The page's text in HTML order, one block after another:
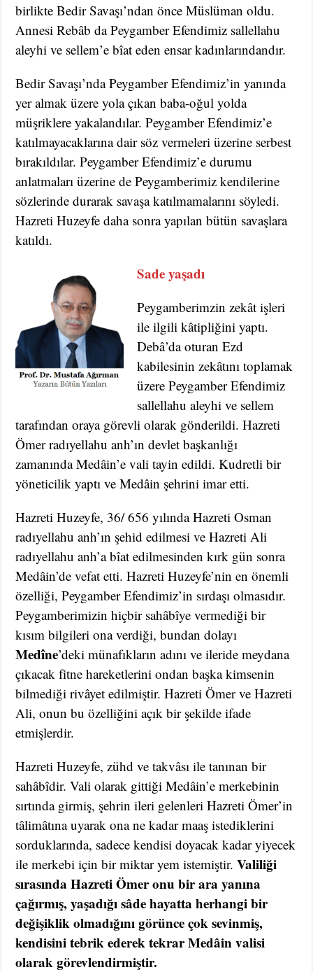
birlikte Bedir Savaşı’ndan önce Müslüman oldu.
Annesi Rebâb da Peygamber Efendimiz sallellahu
aleyhi ve sellem’e bîat eden ensar kadınlarındandır.
Bedir Savaşı’nda Peygamber Efendimiz’in yanında
yer almak üzere yola çıkan baba-oğul yolda
müşriklere yakalandılar. Peygamber Efendimiz’e
katılmayacaklarına dair söz vermeleri üzerine serbest
bırakıldılar. Peygamber Efendimiz’e durumu
anlatmaları üzerine de Peygamberimiz kendilerine
sözlerinde durarak savaşa katılmamalarını söyledi.
Hazreti Huzeyfe daha sonra yapılan bütün savaşlara
katıldı.
Sade yaşadı
Peygamberimzin zekât işleri
ile ilgili kâtipliğini yaptı.
Debâ’da oturan Ezd
kabilesinin zekâtını toplamak
üzere Peygamber Efendimiz
sallellahu aleyhi ve sellem
tarafından oraya görevli olarak gönderildi. Hazreti
Ömer radıyellahu anh’ın devlet başkanlığı
zamanında Medâin’e vali tayin edildi. Kudretli bir
yöneticilik yaptı ve Medâin şehrini imar etti.
Hazreti Huzeyfe, 36/ 656 yılında Hazreti Osman
radıyellahu anh’ın şehid edilmesi ve Hazreti Ali
radıyellahu anh’a bîat edilmesinden kırk gün sonra
Medâin’de vefat etti. Hazreti Huzeyfe’nin en önemli
özelliği, Peygamber Efendimiz’in sırdaşı olmasıdır.
Peygamberimizin hiçbir sahâbîye vermediği bir
kısım bilgileri ona verdiği, bundan dolayı
Medîne’deki münafıkların adını ve ileride meydana
çıkacak fitne hareketlerini ondan başka kimsenin
bilmediği rivâyet edilmiştir. Hazreti Ömer ve Hazreti
Ali, onun bu özelliğini açık bir şekilde ifade
etmişlerdir.
Hazreti Huzeyfe, zühd ve takvâsı ile tanınan bir
sahâbîdir. Vali olarak gittiği Medâin’e merkebinin
sırtında girmiş, şehrin ileri gelenleri Hazreti Ömer’in
tâlimâtına uyarak ona ne kadar maaş istediklerini
sorduklarında, sadece kendisi doyacak kadar yiyecek
ile merkebi için bir miktar yem istemiştir.Valiliği
sırasında Hazreti Ömer onu bir ara yanına
çağırmış, yaşadığı sâde hayatta herhangi bir
değişiklik olmadığını görünce çok sevinmiş,
kendisini tebrik ederek tekrar Medâin valisi
olarak görevlendirmiştir.